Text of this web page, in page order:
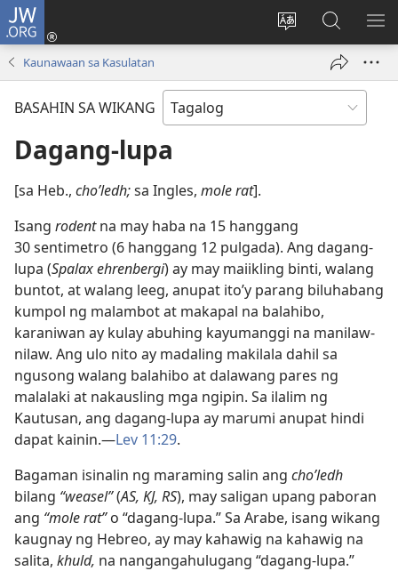
JW.ORG
Baguhin
ng
Mag-
log
bubukas
sa
JW.ORG
Kaunawaan sa Kasulatan
BASAHIN SA WIKANG
Dagang-lupa
[sa Heb., choʹledh;sa Ingles, mole rat].
Isang rodentna may haba na 15 hanggang
30 sentimetro (6 hanggang 12 pulgada). Ang dagang-
lupa (Spalax ehrenbergi) ay may maiikling binti, walang
buntot, at walang leeg, anupat ito’y parang biluhabang
kumpol ng malambot at makapal na balahibo,
karaniwan ay kulay abuhing kayumanggi na manilaw-
nilaw. Ang ulo nito ay madaling makilala dahil sa
ngusong walang balahibo at dalawang pares ng
malalaki at nakausling mga ngipin. Sa ilalim ng
Kautusan, ang dagang-lupa ay marumi anupat hindi
dapat kainin.​—Lev 11:29.
Bagaman isinalin ng maraming salin ang choʹledh
bilang “weasel”(AS, KJ, RS), may saligan upang paboran
ang “mole rat”o “dagang-lupa.” Sa Arabe, isang wikang
kaugnay ng Hebreo, ay may kahawig na kahawig na
salita, khuld, na nangangahulugang “dagang-lupa.”